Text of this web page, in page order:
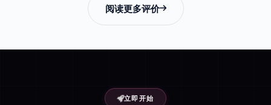
阅读更多评价
立即开始